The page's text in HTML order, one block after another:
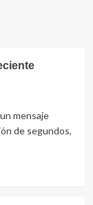
mensaje
de segundos,